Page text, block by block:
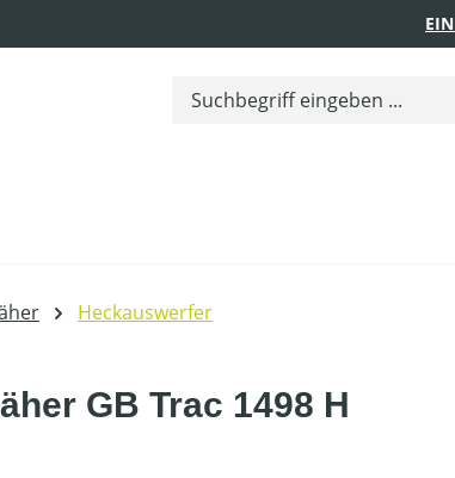
Heckauswerfer
GB Trac 1498 H